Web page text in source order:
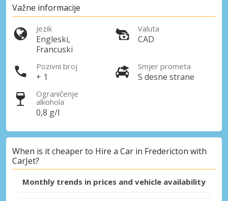
Važne informacije
Jezik
Engleski,
Francuski
Valuta
CAD
Pozivni broj
+ 1
Smjer prometa
S desne strane
Ograničenje
alkohola
0,8 g/l
When is it cheaper to Hire a Car in Fredericton with
CarJet?
Monthly trends in prices and vehicle availability